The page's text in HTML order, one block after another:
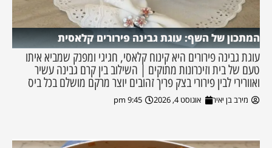
המתכון של השף: עוגת גבינה פירורים קלאסית
עוגת גבינה פירורים היא קינוח קלאסי, חגיגי ומפנק שמביא איתו
טעם של בית וזיכרונות מתוקים | השילוב בין קרם גבינה עשיר
ואוורירי לבין פירורי בצק פריך זהובים יוצר מרקם מושלם בכל ביס
מירב בן יאיר אוגוסט 4, 2026 9:45 pm